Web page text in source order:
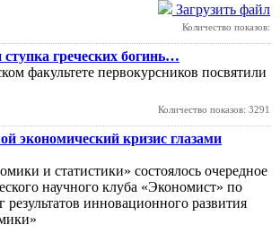
Загрузить файл
Количество показов:
греческих богинь…
факультете первокурсников посвятили
Количество показов: 3291
экономический кризис глазами
и статистики» состоялось очередное
научного клуба «Экономист» по
инновационного развития